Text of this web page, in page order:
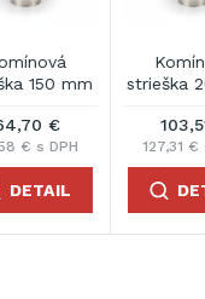
Napájací kábel 10
m
102,63 €
126,24 € s DPH